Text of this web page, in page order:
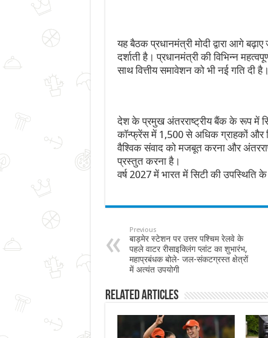
यह बैठक प्रधानमंत्री मोदी द्वारा आगे
दर्शाती है। प्रधानमंत्री की विभिन्न
साथ वित्तीय समावेशन को भी नई गति दी है।
देश के प्रमुख अंतरराष्ट्रीय बैंक के रूप में
कॉन्फ्रेंस में 1,500 से अधिक ग्राहकों और
वैश्विक संवाद को मजबूत करना और
प्रस्तुत करना है।
वर्ष 2027 में भारत में सिटी की उपस्थिति के
Previous
बाड़मेर स्टेशन पर उत्तर पश्चिम रेलवे के
पहले वाटर रीसाइक्लिंग प्लांट का शुभारंभ,
महाप्रबंधक बोले- जल-संकटग्रस्त क्षेत्रों
में अत्यंत उपयोगी
Related Articles